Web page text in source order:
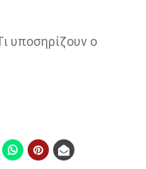
υποσηρίζoυν ο